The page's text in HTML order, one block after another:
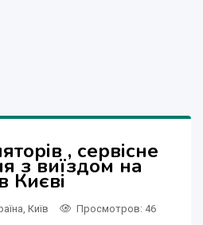
, сервісне
з виїздом на
Києві
Київ Просмотров: 46